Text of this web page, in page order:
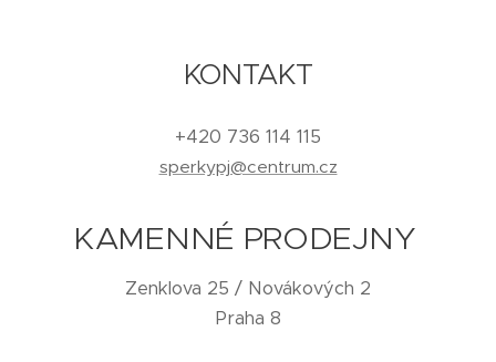
KONTAKT
+420 736 114 115
sperkypj@centrum.cz
KAMENNÉ PRODEJNY
Zenklova 25 / Novákových 2
Praha 8